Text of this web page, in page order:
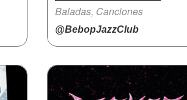
Baladas, Canciones
@BebopJazzClub